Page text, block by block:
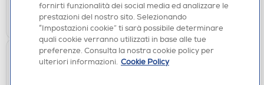
AGGIUNGI
fornirti funzionalità dei social media ed analizzare le
prestazioni del nostro sito. Selezionando
“Impostazioni cookie” ti sarà possibile determinare
quali cookie verranno utilizzati in base alle tue
preferenze. Consulta la nostra cookie policy per
ulteriori informazioni. Cookie Policy